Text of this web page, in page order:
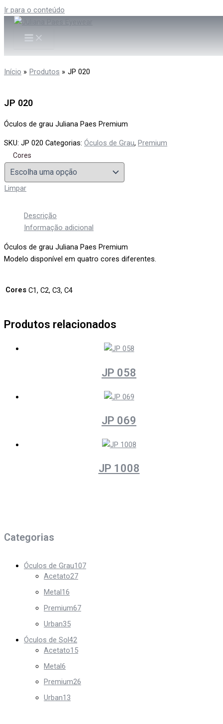
Ir para o conteúdo
Início Produtos JP 020
JP 020
Óculos de grau Juliana Paes Premium
SKU: JP 020 Categorias: Óculos de Grau, Premium
Cores
Limpar
Descrição
Informação adicional
Óculos de grau Juliana Paes Premium
Modelo disponível em quatro cores diferentes.
Cores C1, C2, C3, C4
Produtos relacionados
JP 058
JP 069
JP 1008
Categorias
Óculos de Grau107
Acetato27
Metal16
Premium67
Urban35
Óculos de Sol42
Acetato15
Metal6
Premium26
Urban13